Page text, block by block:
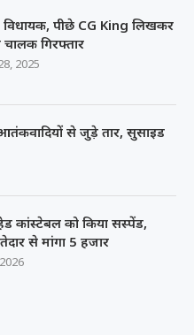
विधायक, पीछे CG King लिखकर
चालक गिरफ्तार
2025
से जुड़े तार, सुसाइड
कांस्टेबल को किया सस्पेंड,
से मांगा 5 हजार